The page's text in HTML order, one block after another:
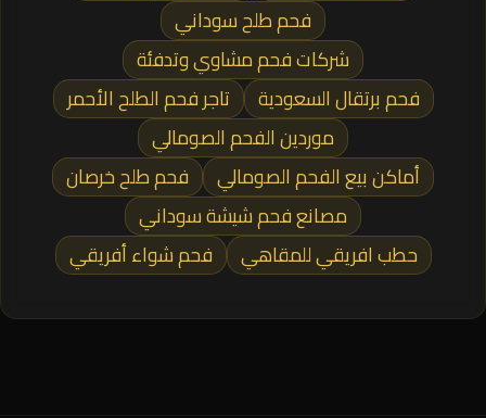
فحم طلح سوداني
شركات فحم مشاوي وتدفئة
فحم برتقال السعودية
تاجر فحم الطلح الأحمر
موردين الفحم الصومالي
أماكن بيع الفحم الصومالي
فحم طلح خرصان
مصانع فحم شيشة سوداني
حطب افريقي للمقاهي
فحم شواء أفريقي